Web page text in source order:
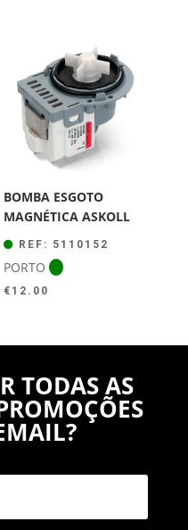
BOMBA ESGOTO
MAGNÉTICA ASKOLL
REF: 5110152
PORTO
€ 12.00
TODAS AS